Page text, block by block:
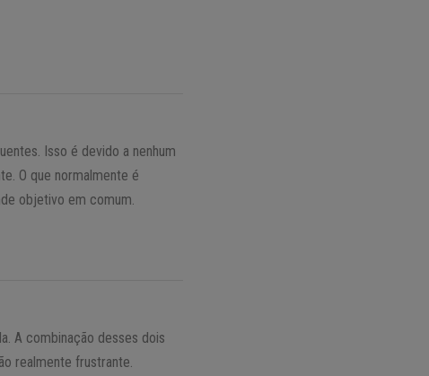
Isso é devido a nenhum
O que normalmente é
objetivo em comum.
A combinação desses dois
realmente frustrante.